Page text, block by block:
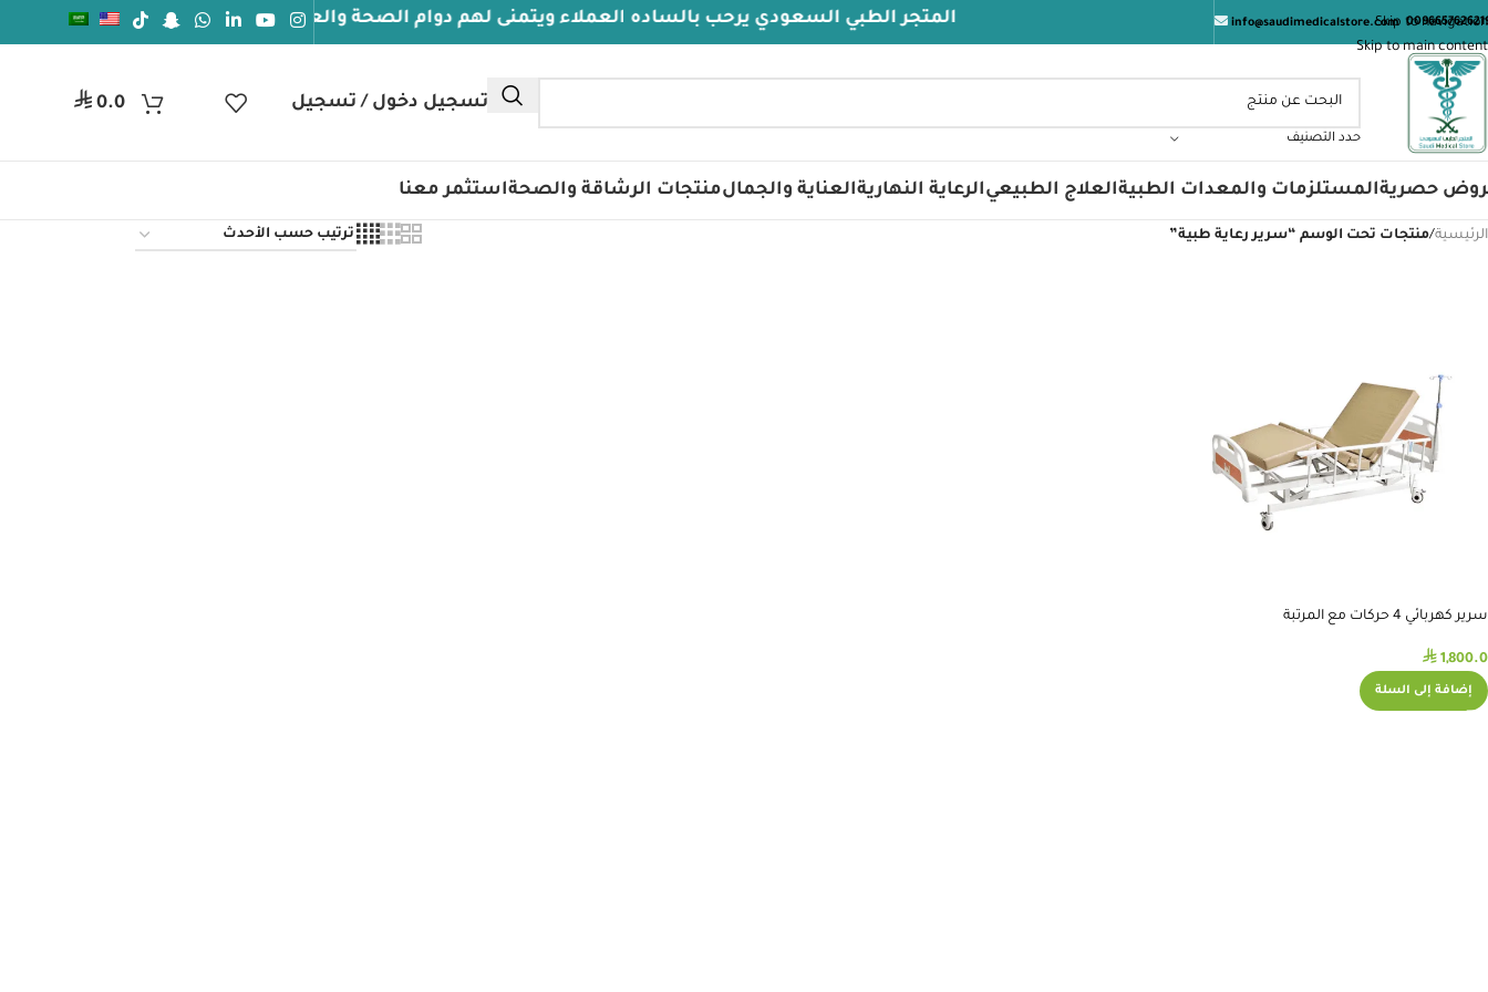
Skip to navigation
Skip to main content
info@saudimedicalstore.com المتجر الطبي السعودي يرحب بالساده العملاء ويتمنى لهم دوام الصحة والعافيه
حدد التصنيف
تسجيل دخول / تسجيل ر.س0.0
حصريةالمستلزمات والمعدات الطبيةالعلاج الطبيعيالرعاية النهاريةالعناية والجمالمنتجات الرشاقة والصحةاستثمر معنا
الرئيسية/منتجات تحت الوسم “سرير رعاية طبية”
سرير كهربائي 4 حركات مع المرتبة
⃁ 1,800.0
إضافة إلى السلة